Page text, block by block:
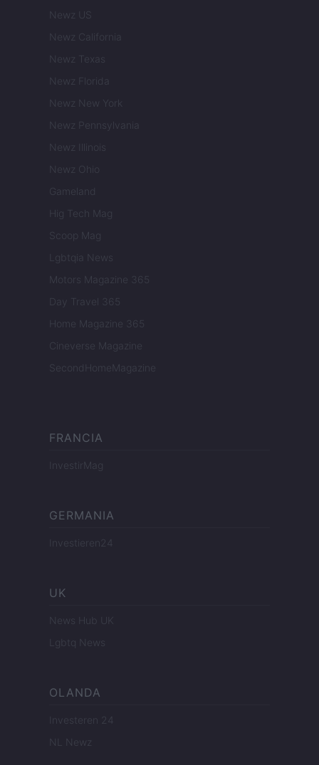
Newz US
Newz California
Newz Texas
Newz Florida
Newz New York
Newz Pennsylvania
Newz Illinois
Newz Ohio
Gameland
Hig Tech Mag
Scoop Mag
Lgbtqia News
Motors Magazine 365
Day Travel 365
Home Magazine 365
Cineverse Magazine
SecondHomeMagazine
FRANCIA
InvestirMag
GERMANIA
Investieren24
UK
News Hub UK
Lgbtq News
OLANDA
Investeren 24
NL Newz